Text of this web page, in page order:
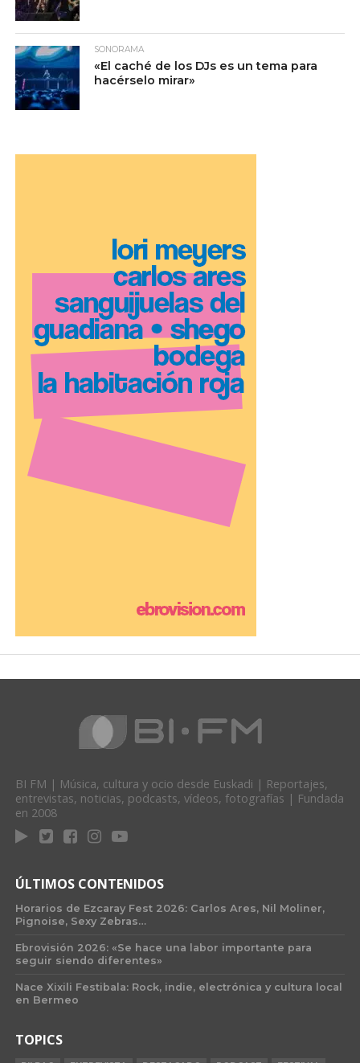
SONORAMA
«El caché de los DJs es un tema para
hacérselo mirar»
BI FM | Música, cultura y ocio desde Euskadi | Reportajes,
entrevistas, noticias, podcasts, vídeos, fotografías | Fundada
en 2008
ÚLTIMOS CONTENIDOS
Horarios de Ezcaray Fest 2026: Carlos Ares, Nil Moliner,
Pignoise, Sexy Zebras…
Ebrovisión 2026: «Se hace una labor importante para
seguir siendo diferentes»
Nace Xixili Festibala: Rock, indie, electrónica y cultura local
en Bermeo
TOPICS